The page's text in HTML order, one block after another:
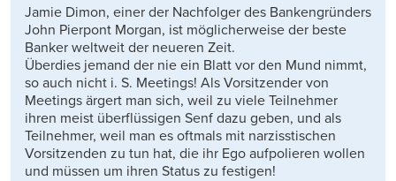
Jamie Dimon, einer der Nachfolger des Bankengründers
John Pierpont Morgan, ist möglicherweise der beste
Banker weltweit der neueren Zeit.
Überdies jemand der nie ein Blatt vor den Mund nimmt,
so auch nicht i. S. Meetings! Als Vorsitzender von
Meetings ärgert man sich, weil zu viele Teilnehmer
ihren meist überflüssigen Senf dazu geben, und als
Teilnehmer, weil man es oftmals mit narzisstischen
Vorsitzenden zu tun hat, die ihr Ego aufpolieren wollen
und müssen um ihren Status zu festigen!